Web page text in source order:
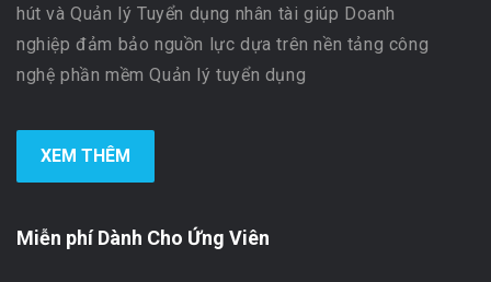
hút và Quản lý Tuyển dụng nhân tài giúp Doanh
nghiệp đảm bảo nguồn lực dựa trên nền tảng công
nghệ phần mềm Quản lý tuyển dụng
XEM THÊM
Miễn phí Dành Cho Ứng Viên